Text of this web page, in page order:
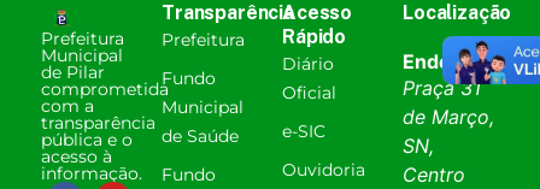
Prefeitura
Municipal
de Pilar
comprometida
com a
transparência
pública e o
acesso à
informação.
Transparência
Prefeitura
Fundo
Municipal
de Saúde
Fundo
Acesso
Rápido
Diário
Oficial
e-SIC
Ouvidoria
Localização
Endereço:
Praça 31
de Março,
SN,
Centro